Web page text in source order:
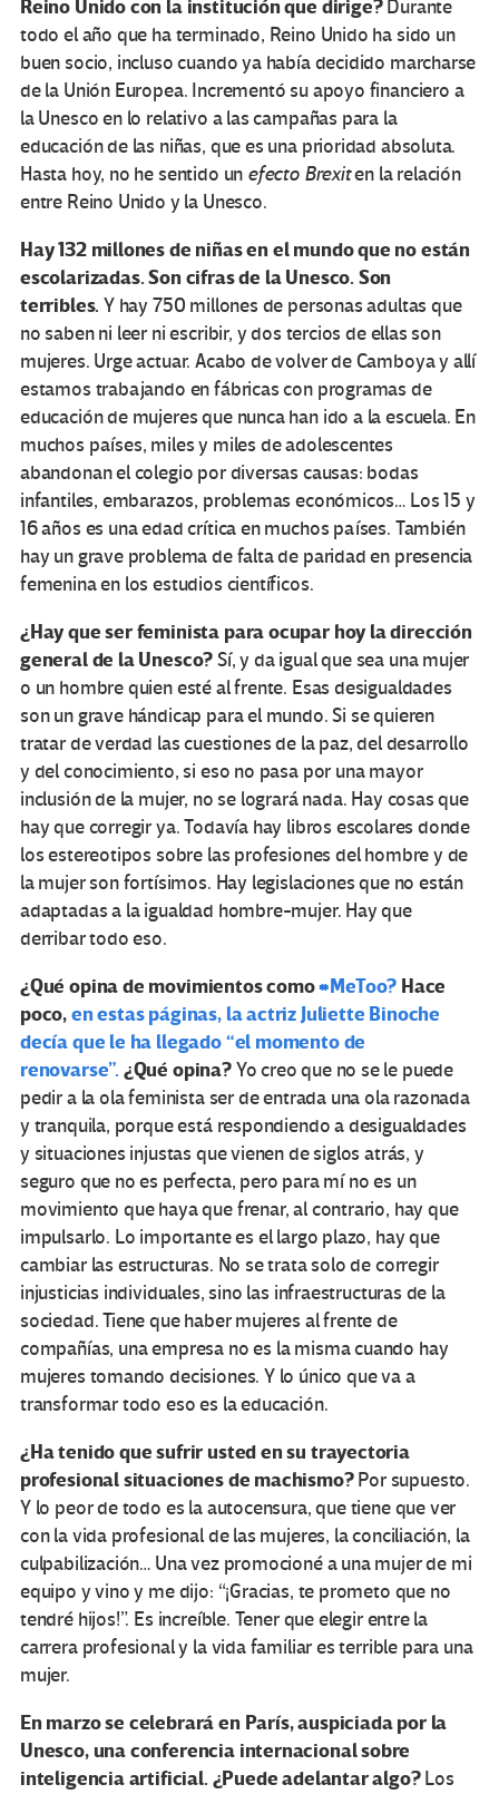
Reino Unido con la institución que dirige?Durante
todo el año que ha terminado, Reino Unido ha sido un
buen socio, incluso cuando ya había decidido marcharse
de la Unión Europea. Incrementó su apoyo financiero a
la Unesco en lo relativo a las campañas para la
educación de las niñas, que es una prioridad absoluta.
Hasta hoy, no he sentido un efecto Brexiten la relación
entre Reino Unido y la Unesco.
Hay 132 millones de niñas en el mundo que no están
escolarizadas. Son cifras de la Unesco. Son
terribles. Y hay 750 millones de personas adultas que
no saben ni leer ni escribir, y dos tercios de ellas son
mujeres. Urge actuar. Acabo de volver de Camboya y allí
estamos trabajando en fábricas con programas de
educación de mujeres que nunca han ido a la escuela. En
muchos países, miles y miles de adolescentes
abandonan el colegio por diversas causas: bodas
infantiles, embarazos, problemas económicos… Los 15 y
16 años es una edad crítica en muchos países. También
hay un grave problema de falta de paridad en presencia
femenina en los estudios científicos.
¿Hay que ser feminista para ocupar hoy la dirección
general de la Unesco?Sí, y da igual que sea una mujer
o un hombre quien esté al frente. Esas desigualdades
son un grave hándicap para el mundo. Si se quieren
tratar de verdad las cuestiones de la paz, del desarrollo
y del conocimiento, si eso no pasa por una mayor
inclusión de la mujer, no se logrará nada. Hay cosas que
hay que corregir ya. Todavía hay libros escolares donde
los estereotipos sobre las profesiones del hombre y de
la mujer son fortísimos. Hay legislaciones que no están
adaptadas a la igualdad hombre-mujer. Hay que
derribar todo eso.
¿Qué opina de movimientos como#MeToo? Hace
poco,en estas páginas, la actriz Juliette Binoche
decía que le ha llegado “el momento de
renovarse”. ¿Qué opina?Yo creo que no se le puede
pedir a la ola feminista ser de entrada una ola razonada
y tranquila, porque está respondiendo a desigualdades
y situaciones injustas que vienen de siglos atrás, y
seguro que no es perfecta, pero para mí no es un
movimiento que haya que frenar, al contrario, hay que
impulsarlo. Lo importante es el largo plazo, hay que
cambiar las estructuras. No se trata solo de corregir
injusticias individuales, sino las infraestructuras de la
sociedad. Tiene que haber mujeres al frente de
compañías, una empresa no es la misma cuando hay
mujeres tomando decisiones. Y lo único que va a
transformar todo eso es la educación.
¿Ha tenido que sufrir usted en su trayectoria
profesional situaciones de machismo?Por supuesto.
Y lo peor de todo es la autocensura, que tiene que ver
con la vida profesional de las mujeres, la conciliación, la
culpabilización… Una vez promocioné a una mujer de mi
equipo y vino y me dijo: “¡Gracias, te prometo que no
tendré hijos!”. Es increíble. Tener que elegir entre la
carrera profesional y la vida familiar es terrible para una
mujer.
En marzo se celebrará en París, auspiciada por la
Unesco, una conferencia internacional sobre
inteligencia artificial. ¿Puede adelantar algo?Los